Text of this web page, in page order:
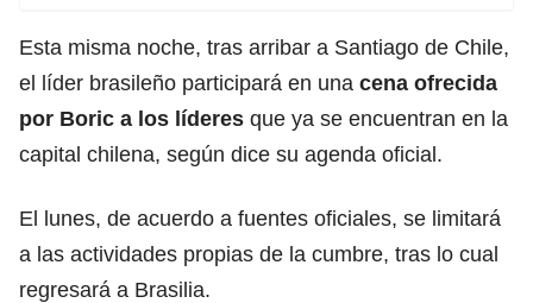
Esta misma noche, tras arribar a Santiago de Chile,
el líder brasileño participará en una cena ofrecida
por Boric a los líderes que ya se encuentran en la
capital chilena, según dice su agenda oficial.
El lunes, de acuerdo a fuentes oficiales, se limitará
a las actividades propias de la cumbre, tras lo cual
regresará a Brasilia.